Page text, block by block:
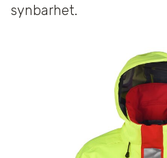
synbarhet.